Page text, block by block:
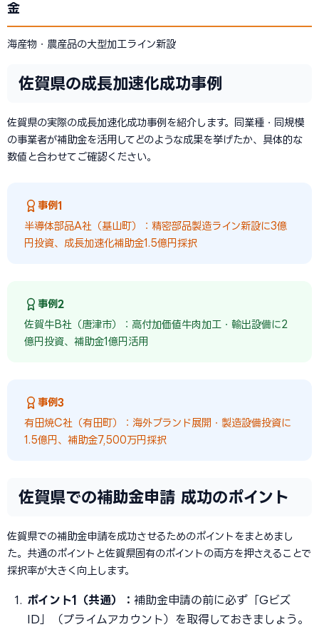
金
海産物・農産品の大型加工ライン新設
佐賀県の成長加速化成功事例
佐賀県の実際の成長加速化成功事例を紹介します。同業種・同規模
の事業者が補助金を活用してどのような成果を挙げたか、具体的な
数値と合わせてご確認ください。
事例1
半導体部品A社（基山町）：精密部品製造ライン新設に3億
円投資、成長加速化補助金1.5億円採択
事例2
佐賀牛B社（唐津市）：高付加価値牛肉加工・輸出設備に2
億円投資、補助金1億円活用
事例3
有田焼C社（有田町）：海外ブランド展開・製造設備投資に
1.5億円、補助金7,500万円採択
佐賀県での補助金申請 成功のポイント
佐賀県での補助金申請を成功させるためのポイントをまとめまし
た。共通のポイントと佐賀県固有のポイントの両方を押さえることで
採択率が大きく向上します。
ポイント1（共通）： 補助金申請の前に必ず「Gビズ
ID」（プライムアカウント）を取得しておきましょう。